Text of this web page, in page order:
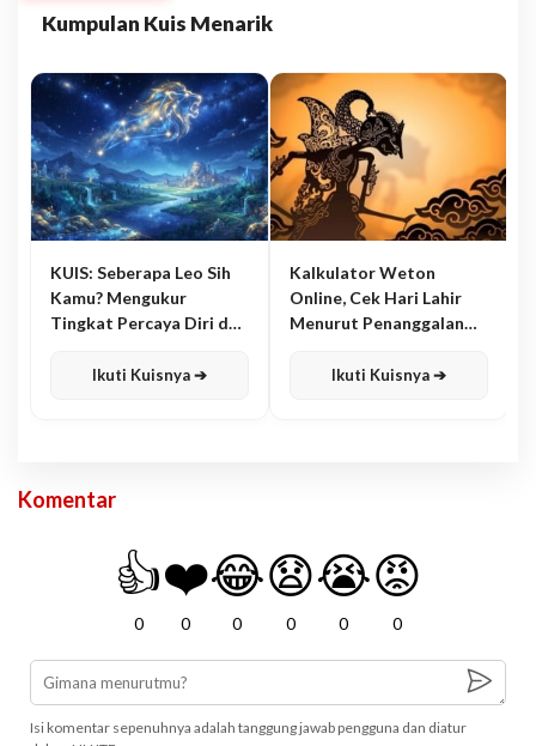
Kumpulan Kuis Menarik
KUIS: Seberapa Leo Sih
Kamu? Mengukur
Tingkat Percaya Diri dan
Ikuti Kuisnya ➔
Kalkulator Weton
Online, Cek Hari Lahir
Menurut Penanggalan
Ikuti Kuisnya ➔
Komentar
👍
0
❤️
0
😂
0
😧
0
😭
0
😡
0
Isi komentar sepenuhnya adalah tanggung jawab pengguna dan diatur